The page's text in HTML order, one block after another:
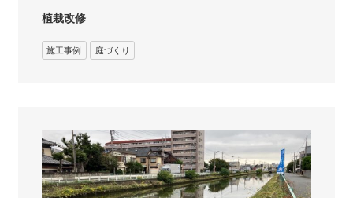
植栽改修
施工事例 庭づくり